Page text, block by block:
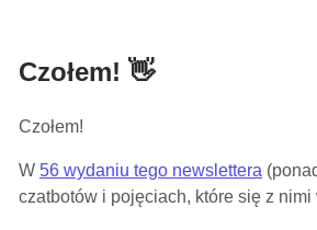
Czołem! 👋
Czołem!
W 56 wydaniu tego newslettera
czatbotów i pojęciach, które się z nimi